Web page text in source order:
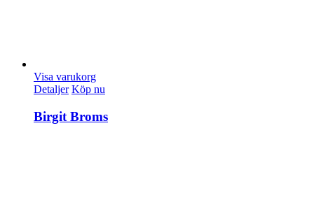
Visa varukorg
Detaljer Köp nu
Birgit Broms